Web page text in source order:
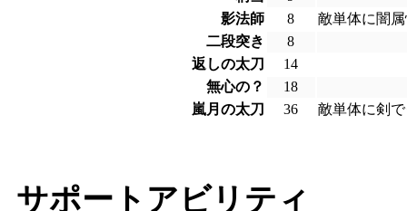
影法師
8
敵単体に闇
二段突き
8
返しの太刀
14
無心の？
18
嵐月の太刀
36 敵単体に剣
サポートアビリティ